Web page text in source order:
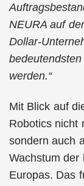
NEURA auf
Dollar-
werden.“
Mit Blick auf
Robotics nicht
sondern auch
Wachstum der
Europas. Das